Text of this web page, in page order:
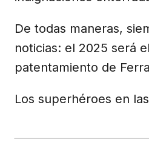
De todas maneras,
noticias: el 2025 será
patentamiento de
Los superhéroes en